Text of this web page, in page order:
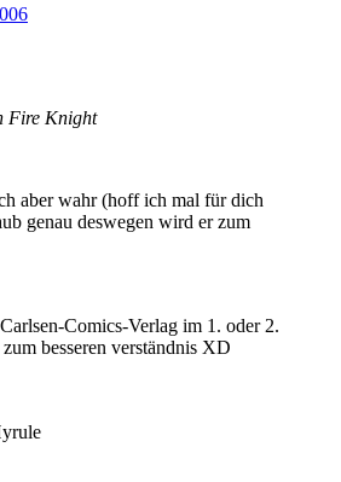
Fire Knight
aber wahr (hoff ich mal für dich
genau deswegen wird er zum
Comics-Verlag im 1. oder 2.
besseren verständnis XD